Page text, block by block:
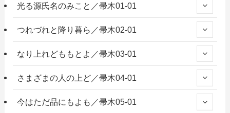
光る源氏名のみこと／帚木01-01
つれづれと降り暮ら／帚木02-01
なり上れどももとよ／帚木03-01
さまざまの人の上ど／帚木04-01
今はただ品にもよも／帚木05-01